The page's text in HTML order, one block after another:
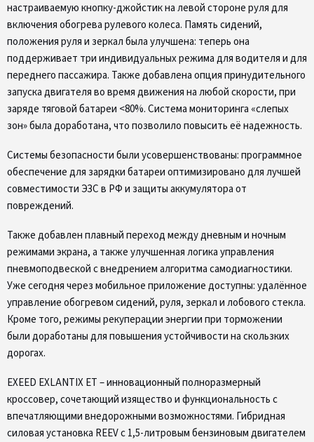
настраиваемую кнопку-джойстик на левой стороне руля для
включения обогрева рулевого колеса. Память сидений,
положения руля и зеркал была улучшена: теперь она
поддерживает три индивидуальных режима для водителя и для
переднего пассажира. Также добавлена опция принудительного
запуска двигателя во время движения на любой скорости, при
заряде тяговой батареи <80%. Система мониторинга «слепых
зон» была доработана, что позволило повысить её надежность.
Системы безопасности были усовершенствованы: программное
обеспечение для зарядки батареи оптимизировано для лучшей
совместимости ЭЗС в РФ и защиты аккумулятора от
повреждений.
Также добавлен плавный переход между дневным и ночным
режимами экрана, а также улучшенная логика управления
пневмоподвеской с внедрением алгоритма самодиагностики.
Уже сегодня через мобильное приложение доступны: удалённое
управление обогревом сидений, руля, зеркал и лобового стекла.
Кроме того, режимы рекуперации энергии при торможении
были доработаны для повышения устойчивости на скользких
дорогах.
EXEED EXLANTIX ET – инновационный полноразмерный
кроссовер, сочетающий изящество и функциональность с
впечатляющими внедорожными возможностями. Гибридная
силовая установка REEV с 1,5-литровым бензиновым двигателем